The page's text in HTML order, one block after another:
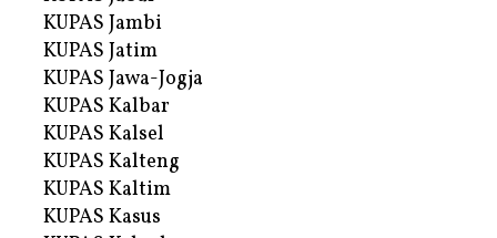
KUPAS Jambi
KUPAS Jatim
KUPAS Jawa-Jogja
KUPAS Kalbar
KUPAS Kalsel
KUPAS Kalteng
KUPAS Kaltim
KUPAS Kasus